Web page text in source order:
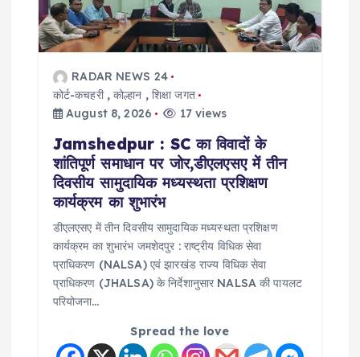
RADAR NEWS 24
कोर्ट-कचहरी,कोल्हान ,शिक्षा जगत
August 8, 2026
17 views
Jamshedpur : SC का विवादों के
शांतिपूर्ण समाधान पर जोर,डीएलएसए में तीन
दिवसीय सामुदायिक मध्यस्थता प्रशिक्षण
कार्यक्रम का शुभारंभ
डीएलएसए में तीन दिवसीय सामुदायिक मध्यस्थता प्रशिक्षण
कार्यक्रम का शुभारंभ जमशेदपुर : राष्ट्रीय विधिक सेवा
प्राधिकरण (NALSA) एवं झारखंड राज्य विधिक सेवा
प्राधिकरण (JHALSA) के निर्देशानुसार NALSA की पायलट
परियोजना…
Spread the love